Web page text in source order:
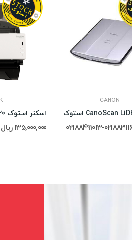
اسکنر استوک Kodak i1120
135,000,000 ریال
CANON